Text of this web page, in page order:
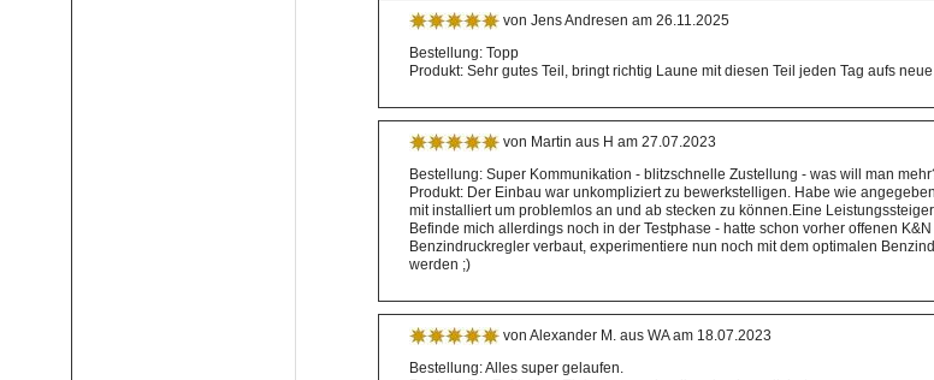
von Jens Andresen am 26.11.2025
Bestellung: Topp
Produkt: Sehr gutes Teil, bringt richtig Laune mit diesen Teil jeden Tag aufs neue
von Martin aus H am 27.07.2023
Bestellung: Super Kommunikation - blitzschnelle Zustellung - was will man
Produkt: Der Einbau war unkompliziert zu bewerkstelligen. Habe wie
mit installiert um problemlos an und ab stecken zu können.Eine
Befinde mich allerdings noch in der Testphase - hatte schon vorher offenen
Benzindruckregler verbaut, experimentiere nun noch mit dem optimalen
werden ;)
von Alexander M. aus WA am 18.07.2023
Bestellung: Alles super gelaufen.